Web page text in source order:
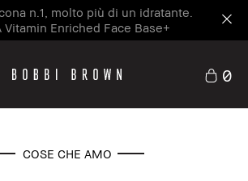
n.1, molto più di un idratante.
Vitamin Enriched Face Base+
0
COSE CHE AMO